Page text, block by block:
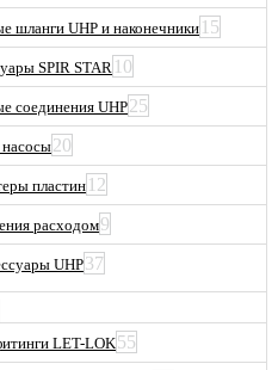
шланги UHP и наконечники 15
SPIR STAR 10
соединения UHP25
насосы20
пластин 12
расходом9
UHP37
LET-LOK55